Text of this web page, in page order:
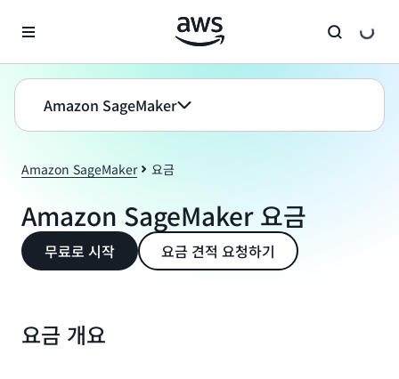
Amazon SageMaker
Amazon SageMaker 요금
Amazon SageMaker 요금
무료로 시작 요금 견적 요청하기
요금 개요